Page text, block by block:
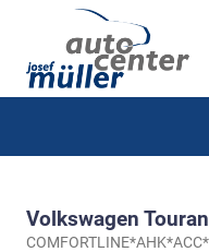
Volkswagen Touran